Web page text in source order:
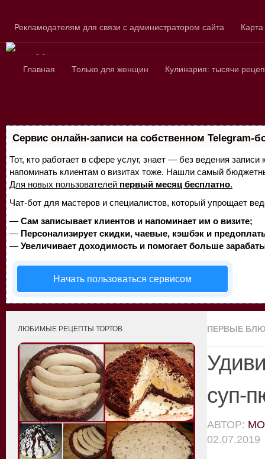
Рекламодателям для связи с администратором сайта
Сайт для
Главная Только для женщин Кулинария: тысячи
Сервис онлайн-записи на собственном Telegram-
Тот, кто работает в сфере услуг, знает — без ведения
напоминать клиентам о визитах тоже. Нашли самый
Для новых пользователей первый месяц бесплатно.
Чат-бот для мастеров и специалистов, который упрощает
— Сам записывает клиентов и напоминает им о визите;
— Персонализирует скидки, чаевые, кэшбэк и
— Увеличивает доходимость и помогает больше
Начать пользоваться сервисом
ПЕРВЫЕ
суп-
АВТОР:
02.07.2019
ЛЮБИМЫЕ РЕЦЕПТЫ ТОРТОВ